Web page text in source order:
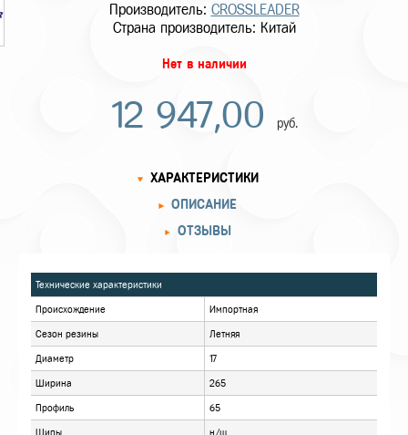
Производитель: CROSSLEADER
Страна производитель: Китай
Нет в наличии
12 947,00 руб.
ОПИСАНИЕ
ОТЗЫВЫ